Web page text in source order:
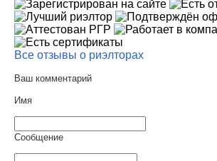
Все отзывы о риэлторах
Ваш комментарий
Имя
Сообщение